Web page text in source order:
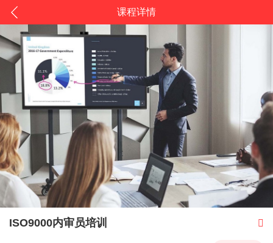
课程详情
ISO9000内审员培训 